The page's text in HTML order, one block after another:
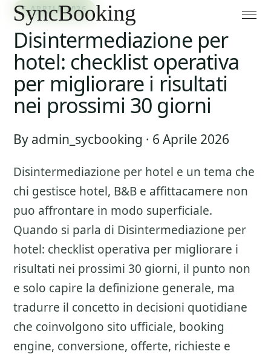
6 APRILE 2026
Disintermediazione per
hotel: checklist operativa
per migliorare i risultati
nei prossimi 30 giorni
By admin_sycbooking · 6 Aprile 2026
Disintermediazione per hotel e un tema che
chi gestisce hotel, B&B e affittacamere non
puo affrontare in modo superficiale.
Quando si parla di Disintermediazione per
hotel: checklist operativa per migliorare i
risultati nei prossimi 30 giorni, il punto non
e solo capire la definizione generale, ma
tradurre il concetto in decisioni quotidiane
che coinvolgono sito ufficiale, booking
engine, conversione, offerte, richieste e